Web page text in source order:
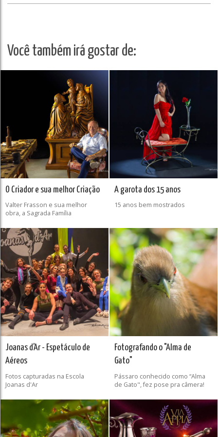
Você também irá gostar de:
O Criador e sua melhor Criação
Valter Frasson e sua melhor
obra, a Sagrada Família
A garota dos 15 anos
15 anos bem mostrados
Joanas d'Ar - Espetáculo de
Aéreos
Fotos capturadas na Escola
Joanas d'Ar
Fotografando o "Alma de
Gato"
Pássaro conhecido como “Alma
de Gato", fez pose pra câmera!